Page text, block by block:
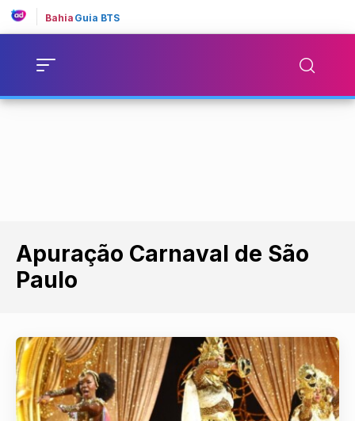
Bahia Guia BTS
Apuração Carnaval de São
Paulo